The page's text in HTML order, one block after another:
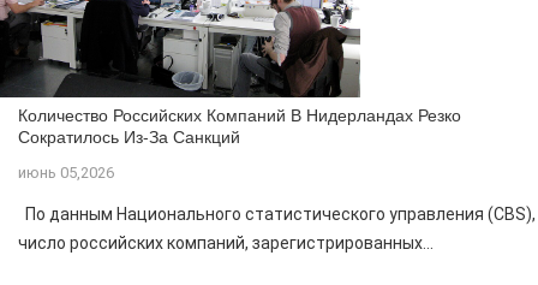
Количество Российских Компаний В Нидерландах Резко
Сократилось Из-За Санкций
июнь 05,2026
По данным Национального статистического управления (CBS),
число российских компаний, зарегистрированных...